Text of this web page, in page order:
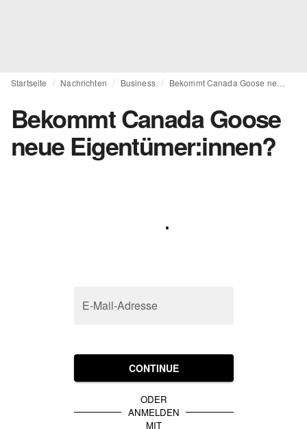
Startseite Nachrichten Business
Bekommt Canada Goose
neue Eigentümer:innen?
E-Mail-Adresse
CONTINUE
ODER
ANMELDEN
MIT